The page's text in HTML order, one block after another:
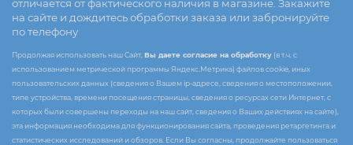
отличается от фактического наличия в магазине. Закажите
на сайте и дождитесь обработки заказа или забронируйте
по телефону
Продолжая использовать наш Сайт, Вы даете согласие на обработку (в т.ч. с
использованием метрической программы Яндекс.Метрика) файлов cookie, иных
пользовательских данных (сведения о Вашем ip-адресе, сведения о местоположении,
типе устройства, времени посещения страницы, сведения о ресурсах сети Интернет, с
которых были совершены переходы на наш сайт, сведения о Ваших действиях на сайте),
эта информация необходима для функционирования сайта, проведения ретаргетинга и
статистических исследований и обзоров. Если Вы согласны, продолжайте пользоваться